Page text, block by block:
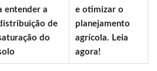
entender a
de
do
e otimizar o
planejamento
agrícola. Leia
agora!